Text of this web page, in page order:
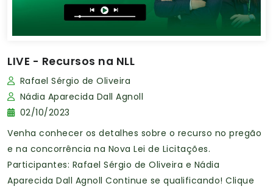
LIVE - Recursos na NLL
Rafael Sérgio de Oliveira
Nádia Aparecida Dall Agnoll
02/10/2023
Venha conhecer os detalhes sobre o recurso no pregão
e na concorrência na Nova Lei de Licitações.
Participantes: Rafael Sérgio de Oliveira e Nádia
Aparecida Dall Agnoll Continue se qualificando! Clique